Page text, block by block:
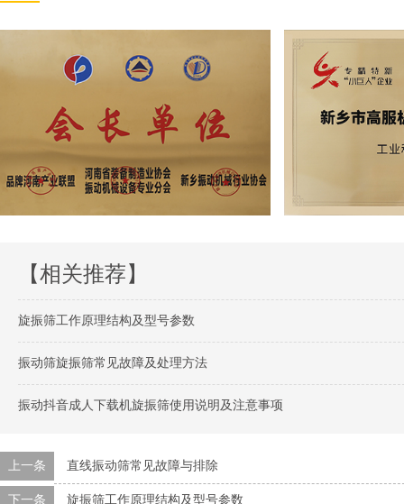
【相关推荐】
旋振筛工作原理结构及型号参数
振动筛旋振筛常见故障及处理方法
振动抖音成人下载机旋振筛使用说明及注意事项
上一条 直线振动筛常见故障与排除
下一条 旋振筛工作原理结构及型号参数